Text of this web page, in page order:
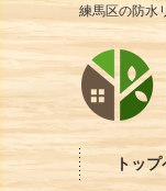
練馬区の防水
トッ